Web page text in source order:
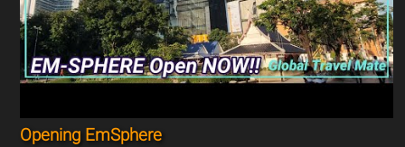
Opening EmSphere